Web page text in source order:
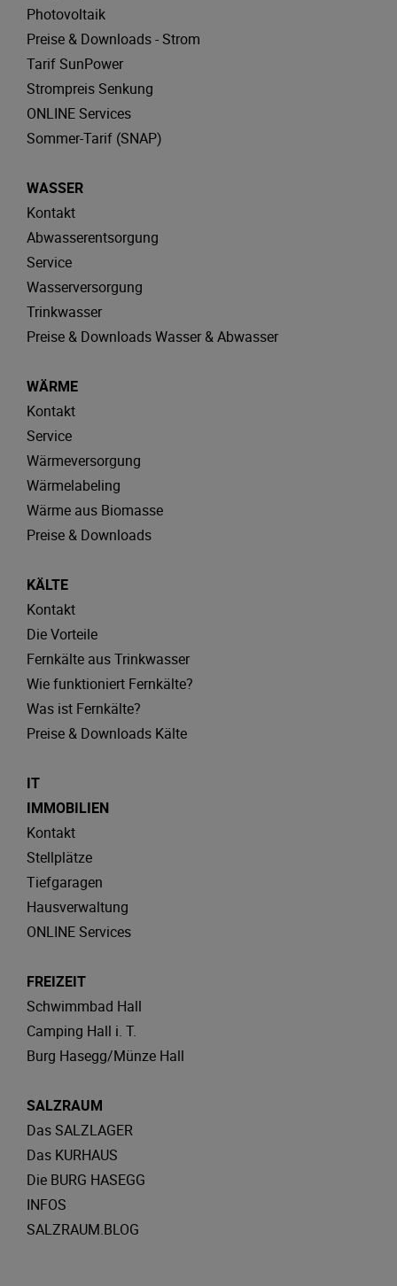
Photovoltaik
Preise & Downloads - Strom
Tarif SunPower
Strompreis Senkung
ONLINE Services
Sommer-Tarif (SNAP)
WASSER
Kontakt
Abwasserentsorgung
Service
Wasserversorgung
Trinkwasser
Preise & Downloads Wasser & Abwasser
WÄRME
Kontakt
Service
Wärmeversorgung
Wärmelabeling
Wärme aus Biomasse
Preise & Downloads
KÄLTE
Kontakt
Die Vorteile
Fernkälte aus Trinkwasser
Wie funktioniert Fernkälte?
Was ist Fernkälte?
Preise & Downloads Kälte
IT
IMMOBILIEN
Kontakt
Stellplätze
Tiefgaragen
Hausverwaltung
ONLINE Services
FREIZEIT
Schwimmbad Hall
Camping Hall i. T.
Burg Hasegg/Münze Hall
SALZRAUM
Das SALZLAGER
Das KURHAUS
Die BURG HASEGG
INFOS
SALZRAUM.BLOG